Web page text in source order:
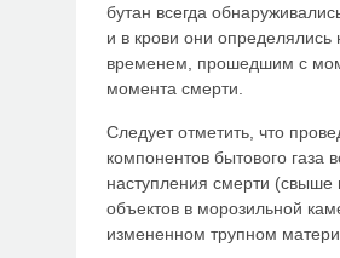
бутан всегда
и в крови они
временем, прошедшим с
момента смерти.
Следует отметить, что
компонентов бытового газа
наступления смерти
объектов в морозильной
измененном трупном